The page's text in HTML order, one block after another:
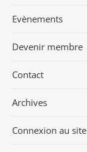
Evènements
Devenir membre
Contact
Archives
Connexion au site